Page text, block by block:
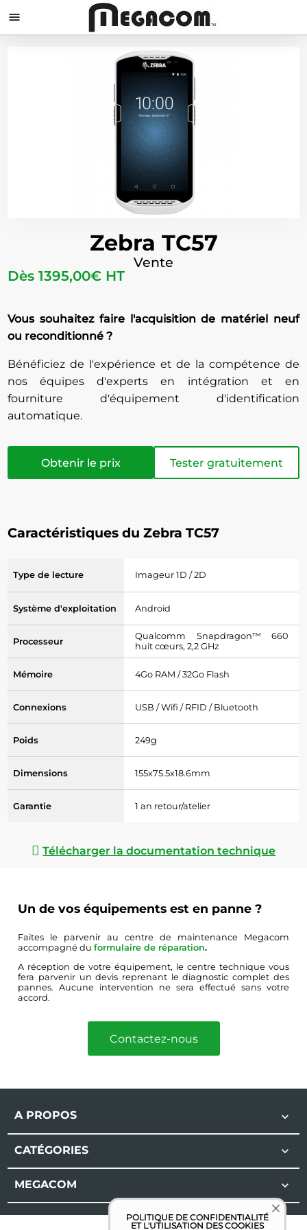

Zebra TC57
Vente
Dès1395,00€ HT
Vous souhaitez faire l'acquisition de matériel neuf
ou reconditionné ?
Bénéficiez de l'expérience et de la compétence de
nos équipes d'experts en intégration et en
fourniture d'équipement d'identification
automatique.
Obtenir le prix Tester gratuitement
Caractéristiques du Zebra TC57
Type de lecture Imageur 1D / 2D
Système d'exploitation Android
Processeur
Qualcomm Snapdragon™ 660
huit cœurs, 2,2 GHz
Mémoire 4Go RAM / 32Go Flash
Connexions USB / Wifi / RFID / Bluetooth
Poids 249g
Dimensions 155x75.5x18.6mm
Garantie 1 an retour/atelier
Télécharger la documentation technique
Un de vos équipements est en panne ?
Faites le parvenir au centre de maintenance Megacom
accompagné duformulaire de réparation.
A réception de votre équipement, le centre technique vous
fera parvenir un devis reprenant le diagnostic complet des
pannes. Aucune intervention ne sera effectué sans votre
accord.
Contactez-nous
A PROPOS 
CATÉGORIES 
MEGACOM 
POLITIQUE DE CONFIDENTIALITÉ
ET L'UTILISATION DES COOKIES